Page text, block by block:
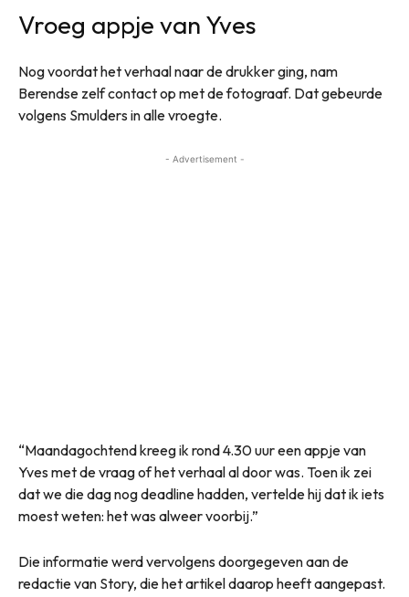
Vroeg appje van Yves
Nog voordat het verhaal naar de drukker ging, nam
Berendse zelf contact op met de fotograaf. Dat gebeurde
volgens Smulders in alle vroegte.
- Advertisement -
“Maandagochtend kreeg ik rond 4.30 uur een appje van
Yves met de vraag of het verhaal al door was. Toen ik zei
dat we die dag nog deadline hadden, vertelde hij dat ik iets
moest weten: het was alweer voorbij.”
Die informatie werd vervolgens doorgegeven aan de
redactie van Story, die het artikel daarop heeft aangepast.